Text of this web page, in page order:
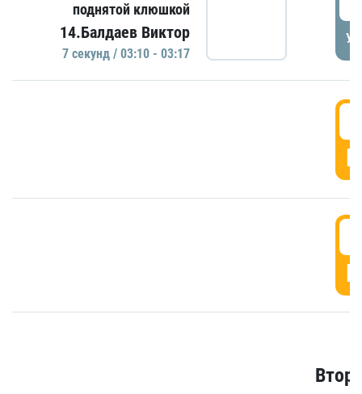
поднятой клюшкой
14.Балдаев Виктор
7 секунд / 03:10 - 03:17